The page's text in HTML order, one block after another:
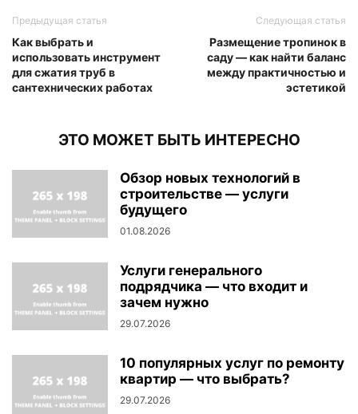
Предыдущая статья
Как выбрать и
использовать инструмент
для сжатия труб в
сантехнических работах
Следующая статья
Размещение тропинок в
саду — как найти баланс
между практичностью и
эстетикой
ЭТО МОЖЕТ БЫТЬ ИНТЕРЕСНО
Обзор новых технологий в
строительстве — услуги
будущего
01.08.2026
Услуги генерального
подрядчика — что входит и
зачем нужно
29.07.2026
10 популярных услуг по ремонту
квартир — что выбрать?
29.07.2026